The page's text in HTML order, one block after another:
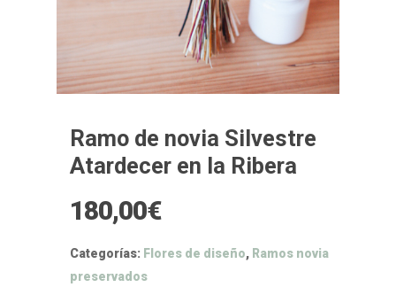
Ramo de novia Silvestre
Atardecer en la Ribera
180,00€
Categorías: Flores de diseño, Ramos novia
preservados